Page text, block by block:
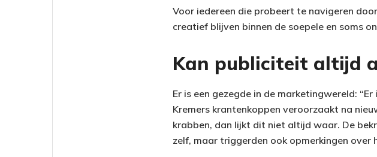
Voor iedereen die probeert te navigeren
creatief blijven binnen de soepele en soms
Kan publiciteit altijd
Er is een gezegde in de marketingwereld:
Kremers krantenkoppen veroorzaakt na
krabben, dan lijkt dit niet altijd waar. De
zelf, maar triggerden ook opmerkingen over